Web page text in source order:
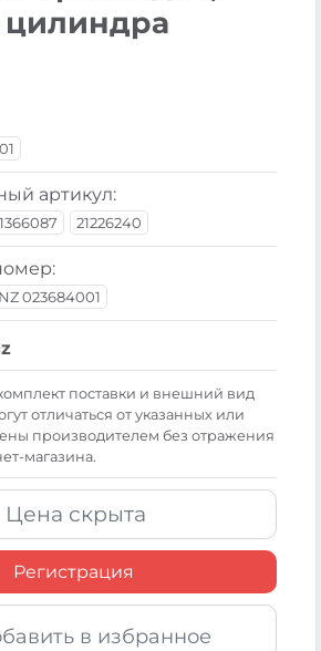
цилиндра
артикул:
21226240
023684001
поставки и внешний вид
отличаться от указанных или
производителем без отражения
магазина.
Цена скрыта
Регистрация
в избранное